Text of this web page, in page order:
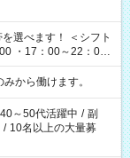
・17：00～22：00
ど
から働けます。
40～50代活躍中 / 副
/ 10名以上の大量募